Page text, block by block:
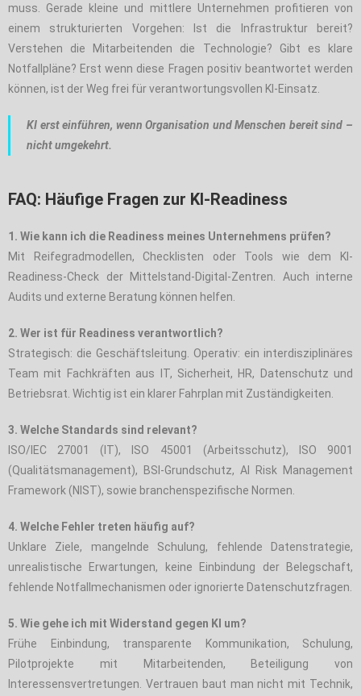
muss. Gerade kleine und mittlere Unternehmen profitieren von
einem strukturierten Vorgehen: Ist die Infrastruktur bereit?
Verstehen die Mitarbeitenden die Technologie? Gibt es klare
Notfallpläne? Erst wenn diese Fragen positiv beantwortet werden
können, ist der Weg frei für verantwortungsvollen KI-Einsatz.
KI erst einführen, wenn Organisation und Menschen bereit sind –
nicht umgekehrt.
FAQ: Häufige Fragen zur KI-Readiness
1. Wie kann ich die Readiness meines Unternehmens prüfen?
Mit Reifegradmodellen, Checklisten oder Tools wie dem KI-
Readiness-Check der Mittelstand-Digital-Zentren. Auch interne
Audits und externe Beratung können helfen.
2. Wer ist für Readiness verantwortlich?
Strategisch: die Geschäftsleitung. Operativ: ein interdisziplinäres
Team mit Fachkräften aus IT, Sicherheit, HR, Datenschutz und
Betriebsrat. Wichtig ist ein klarer Fahrplan mit Zuständigkeiten.
3. Welche Standards sind relevant?
ISO/IEC 27001 (IT), ISO 45001 (Arbeitsschutz), ISO 9001
(Qualitätsmanagement), BSI-Grundschutz, AI Risk Management
Framework (NIST), sowie branchenspezifische Normen.
4. Welche Fehler treten häufig auf?
Unklare Ziele, mangelnde Schulung, fehlende Datenstrategie,
unrealistische Erwartungen, keine Einbindung der Belegschaft,
fehlende Notfallmechanismen oder ignorierte Datenschutzfragen.
5. Wie gehe ich mit Widerstand gegen KI um?
Frühe Einbindung, transparente Kommunikation, Schulung,
Pilotprojekte mit Mitarbeitenden, Beteiligung von
Interessensvertretungen. Vertrauen baut man nicht mit Technik,